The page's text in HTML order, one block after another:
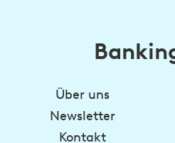
Über uns
Newsletter
Kontakt